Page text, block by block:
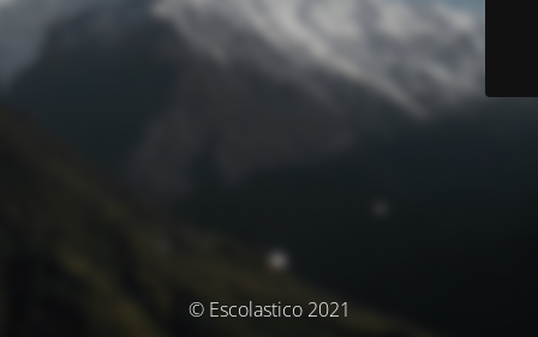
© Escolastico 2021